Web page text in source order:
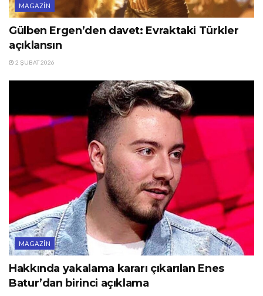
MAGAZIN
Gülben Ergen’den davet: Evraktaki Türkler
açıklansın
2 ŞUBAT 2026
MAGAZIN
Hakkında yakalama kararı çıkarılan Enes
Batur’dan birinci açıklama